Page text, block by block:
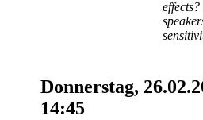
Donnerstag,
14:45